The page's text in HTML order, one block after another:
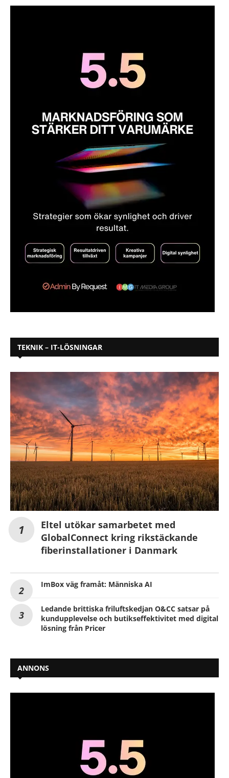
TEKNIK – IT-LÖSNINGAR
Eltel utökar samarbetet med
GlobalConnect kring rikstäckande
fiberinstallationer i Danmark
ImBox väg framåt: Människa AI
Ledande brittiska friluftskedjan O&CC satsar på
kundupplevelse och butikseffektivitet med digital
lösning från Pricer
ANNONS